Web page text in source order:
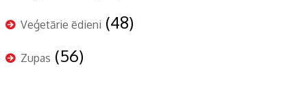
Veģetārie ēdieni (48)
Zupas (56)